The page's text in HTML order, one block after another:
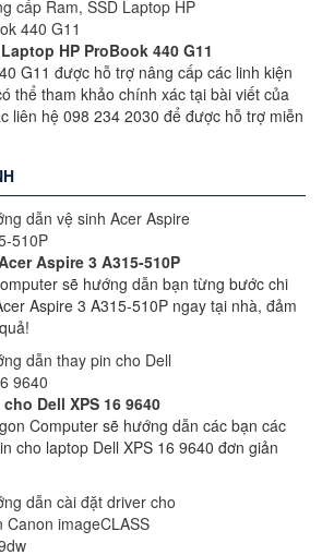
HP ProBook 440 G11
G11 được hỗ trợ nâng cấp các linh kiện
thể tham khảo chính xác tại bài viết của
liên hệ 098 234 2030 để được hỗ trợ miễn
Aspire 3 A315-510P
sẽ hướng dẫn bạn từng bước chi
Aspire 3 A315-510P ngay tại nhà, đảm
Dell XPS 16 9640
Computer sẽ hướng dẫn các bạn các
cho laptop Dell XPS 16 9640 đơn giản